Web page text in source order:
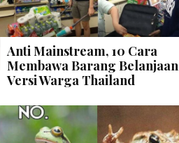
Anti Mainstream, 10 Cara
Membawa Barang Belanjaan
Versi Warga Thailand